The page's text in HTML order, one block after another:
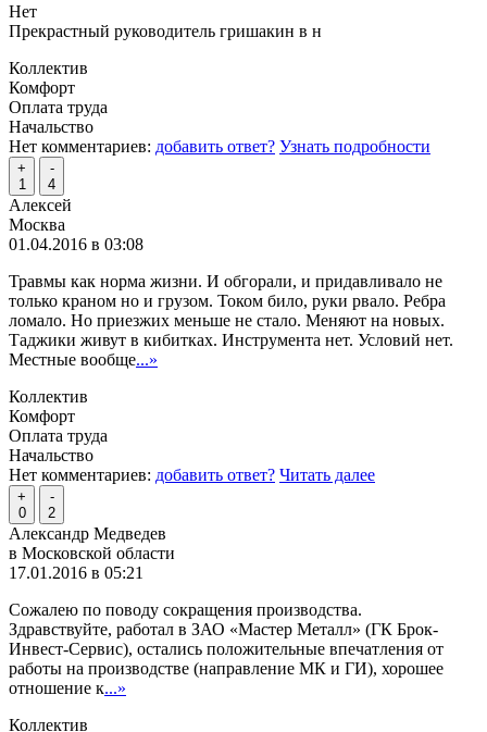
Нет
Прекрастный руководитель гришакин в н
Коллектив
Комфорт
Оплата труда
Начальство
Нет комментариев: добавить ответ? Узнать подробности
+
1
-
4
Алексей
Москва
01.04.2016 в 03:08
Травмы как норма жизни. И обгорали, и придавливало не
только краном но и грузом. Током било, руки рвало. Ребра
ломало. Но приезжих меньше не стало. Меняют на новых.
Таджики живут в кибитках. Инструмента нет. Условий нет.
Местные вообще...»
Коллектив
Комфорт
Оплата труда
Начальство
Нет комментариев: добавить ответ? Читать далее
+
0
-
2
Александр Медведев
в Московской области
17.01.2016 в 05:21
Сожалею по поводу сокращения производства.
Здравствуйте, работал в ЗАО «Мастер Металл» (ГК Брок-
Инвест-Сервис), остались положительные впечатления от
работы на производстве (направление МК и ГИ), хорошее
отношение к...»
Коллектив